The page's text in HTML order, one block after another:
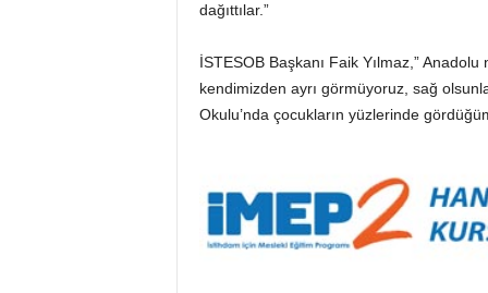
dağıttılar.”
İSTESOB Başkanı Faik Yılmaz,”
kendimizden ayrı görmüyoruz, sağ
Okulu’nda çocukların yüzlerinde